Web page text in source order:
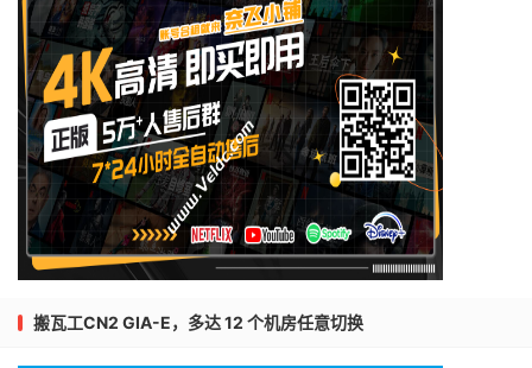
搬瓦工CN2 GIA-E，多达 12 个机房任意切换